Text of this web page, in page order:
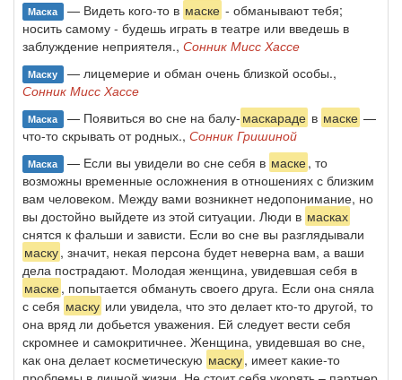
Маска — Видеть кого-то в маске - обманывают тебя;
носить самому - будешь играть в театре или введешь в
заблуждение неприятеля., Сонник Мисс Хассе
Маску — лицемерие и обман очень близкой особы.,
Сонник Мисс Хассе
Маска — Появиться во сне на балу- маскараде в маске —
что-то скрывать от родных., Сонник Гришиной
Маска — Если вы увидели во сне себя в маске, то
возможны временные осложнения в отношениях с близким
вам человеком. Между вами возникнет недопонимание, но
вы достойно выйдете из этой ситуации. Люди в масках
снятся к фальши и зависти. Если во сне вы разглядывали
маску, значит, некая персона будет неверна вам, а ваши
дела пострадают. Молодая женщина, увидевшая себя в
маске, попытается обмануть своего друга. Если она сняла
с себя маску или увидела, что это делает кто-то другой, то
она вряд ли добьется уважения. Ей следует вести себя
скромнее и самокритичнее. Женщина, увидевшая во сне,
как она делает косметическую маску, имеет какие-то